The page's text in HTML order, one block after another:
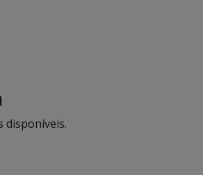
disponíveis.